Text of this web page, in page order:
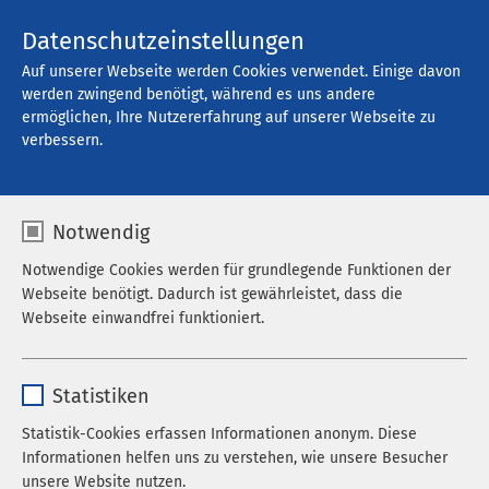
Datenschutzeinstellungen
Auf unserer Webseite werden Cookies verwendet. Einige davon
werden zwingend benötigt, während es uns andere
ermöglichen, Ihre Nutzererfahrung auf unserer Webseite zu
verbessern.
Notwendig
Notwendige Cookies werden für grundlegende Funktionen der
Webseite benötigt. Dadurch ist gewährleistet, dass die
Webseite einwandfrei funktioniert.
Laufzeit 278 Tage
Statistiken
Statistik-Cookies erfassen Informationen anonym. Diese
Informationen helfen uns zu verstehen, wie unsere Besucher
unsere Website nutzen.